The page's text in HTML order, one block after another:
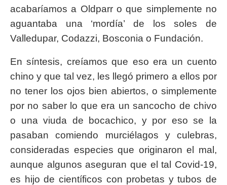
acabaríamos a Oldparr o que simplemente no
aguantaba una ‘mordía’ de los soles de
Valledupar, Codazzi, Bosconia o Fundación.
En síntesis, creíamos que eso era un cuento
chino y que tal vez, les llegó primero a ellos por
no tener los ojos bien abiertos, o simplemente
por no saber lo que era un sancocho de chivo
o una viuda de bocachico, y por eso se la
pasaban comiendo murciélagos y culebras,
consideradas especies que originaron el mal,
aunque algunos aseguran que el tal Covid-19,
es hijo de científicos con probetas y tubos de